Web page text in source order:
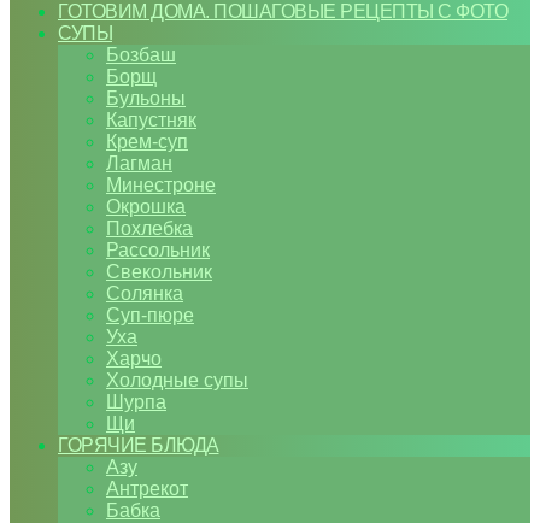
ГОТОВИМ ДОМА. ПОШАГОВЫЕ РЕЦЕПТЫ С ФОТО
СУПЫ
Бозбаш
Борщ
Бульоны
Капустняк
Крем-суп
Лагман
Минестроне
Окрошка
Похлебка
Рассольник
Свекольник
Солянка
Суп-пюре
Уха
Харчо
Холодные супы
Шурпа
Щи
ГОРЯЧИЕ БЛЮДА
Азу
Антрекот
Бабка